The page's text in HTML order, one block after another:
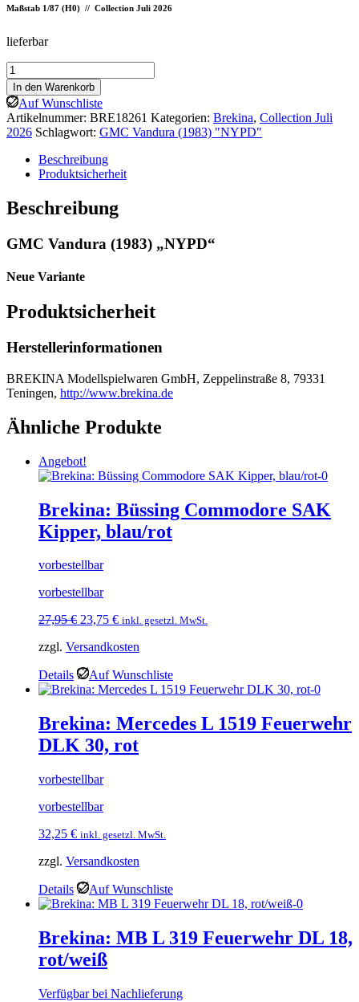
Maßstab 1/87 (H0) // Collection Juli 2026
lieferbar
Brekina:
GMC
Vandura
(1983)
"NYPD"
Menge
In den Warenkorb
Auf Wunschliste
Artikelnummer: BRE18261 Kategorien: Brekina, Collection Juli
2026 Schlagwort: GMC Vandura (1983) "NYPD"
Beschreibung
Produktsicherheit
Beschreibung
GMC Vandura (1983) „NYPD“
Neue Variante
Produktsicherheit
Herstellerinformationen
BREKINA Modellspielwaren GmbH, Zeppelinstraße 8, 79331
Teningen, http://www.brekina.de
Ähnliche Produkte
Angebot!
Brekina: Büssing Commodore SAK
Kipper, blau/rot
vorbestellbar
vorbestellbar
27,95€ Ursprünglicher
war:
23,75 €Aktueller
ist:
inkl. gesetzl. MwSt.
zzgl. Versandkosten
Details Auf Wunschliste
Brekina: Mercedes L 1519 Feuerwehr
DLK 30, rot
vorbestellbar
vorbestellbar
32,25 € inkl. gesetzl. MwSt.
zzgl. Versandkosten
Details Auf Wunschliste
Brekina: MB L 319 Feuerwehr DL 18,
rot/weiß
Verfügbar bei Nachlieferung